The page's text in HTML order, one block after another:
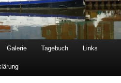
Galerie Tagebuch Links